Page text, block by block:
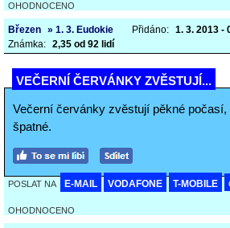
OHODNOCENO
Březen » 1. 3. Eudokie Přidáno: 1. 3. 2013 -
Známka: 2,35 od 92 lidí
VEČERNÍ ČERVÁNKY ZVĚSTUJÍ...
Večerní červánky zvěstují pěkné
špatné.
POSLAT NA E-MAIL VODAFONE T-MOBILE
OHODNOCENO